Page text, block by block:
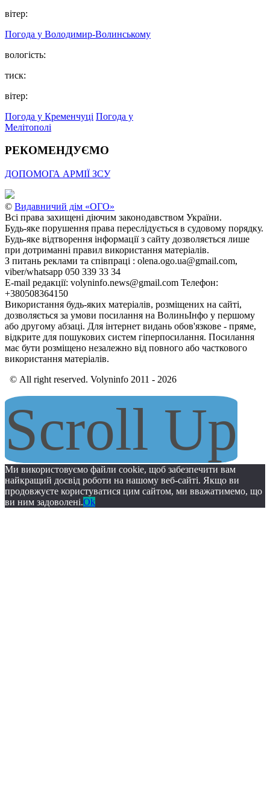
вітер:
Погода у Володимир-Волинському
вологість:
тиск:
вітер:
Погода у Кременчуці Погода у
Мелітополі
РЕКОМЕНДУЄМО
ДОПОМОГА АРМІЇ ЗСУ
© Видавничий дім «ОГО»
Всі права захищені діючим законодавством України.
Будь-яке порушення права переслідується в судовому порядку.
Будь-яке відтворення інформації з сайту дозволяється лише
при дотриманні правил використання матеріалів.
З питань реклами та співпраці : olena.ogo.ua@gmail.com,
viber/whatsapp 050 339 33 34
E-mail редакції: volyninfo.news@gmail.com Телефон:
+380508364150
Використання будь-яких матеріалів, розміщених на сайті,
дозволяється за умови посилання на ВолиньІнфо у першому
або другому абзаці. Для інтернет видань обов'язкове - пряме,
відкрите для пошукових систем гіперпосилання. Посилання
має бути розміщено незалежно від повного або часткового
використання матеріалів.
© All right reserved. Volyninfo 2011 - 2026
Scroll Up
Ми використовуємо файли cookie, щоб забезпечити вам
найкращий досвід роботи на нашому веб-сайті. Якщо ви
продовжуєте користуватися цим сайтом, ми вважатимемо, що
ви ним задоволені.Ok